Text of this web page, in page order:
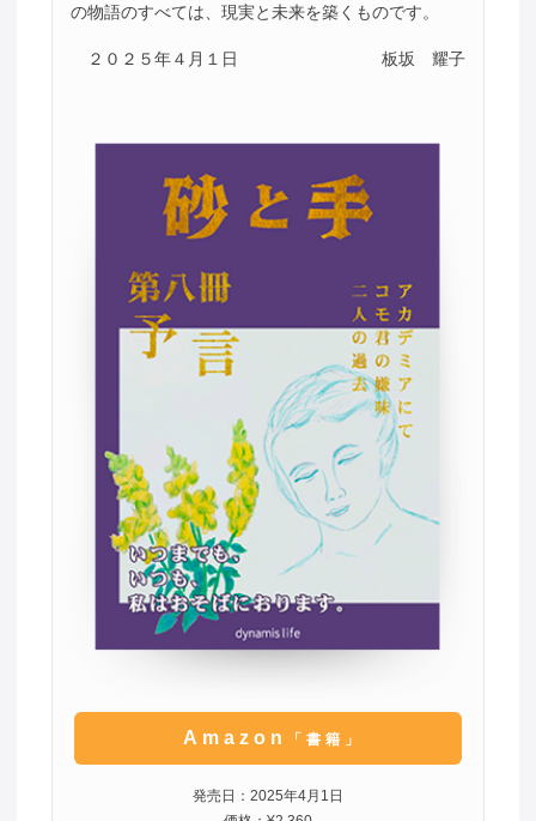
の物語のすべては、現実と未来を築くものです。
２０２５年４月１日 板坂 耀子
Amazon 「書籍」
発売日：2025年4月1日